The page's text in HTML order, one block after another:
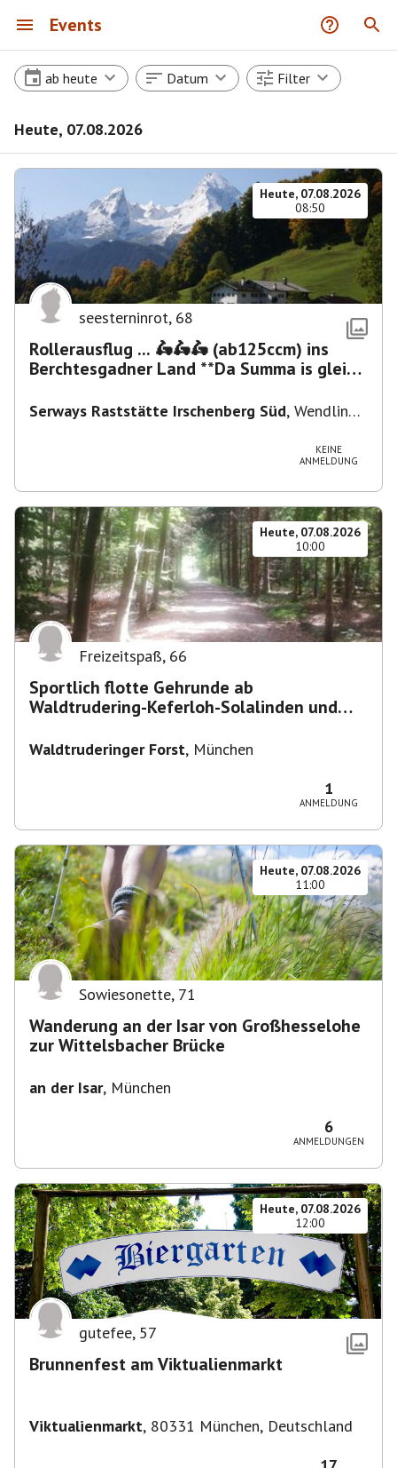
Events
ab heute Datum Filter
Heute, 07.08.2026
Heute, 07.08.2026
08:50
seesterninrot, 68
Rollerausflug ... 🛵🛵🛵 (ab125ccm) ins
Berchtesgadner Land **Da Summa is glei
Serways Raststätte Irschenberg Süd, Wendling
KEINE
ANMELDUNG
Heute, 07.08.2026
10:00
Freizeitspaß, 66
Sportlich flotte Gehrunde ab
Waldtrudering-Keferloh-Solalinden und
Waldtruderinger Forst, München
1
ANMELDUNG
Heute, 07.08.2026
11:00
Sowiesonette, 71
Wanderung an der Isar von Großhesselohe
zur Wittelsbacher Brücke
an der Isar, München
6
ANMELDUNGEN
Heute, 07.08.2026
12:00
gutefee, 57
Brunnenfest am Viktualienmarkt
Viktualienmarkt, 80331 München, Deutschland